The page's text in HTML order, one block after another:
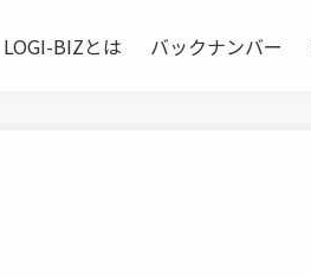
LOGI-BIZとは バックナンバー